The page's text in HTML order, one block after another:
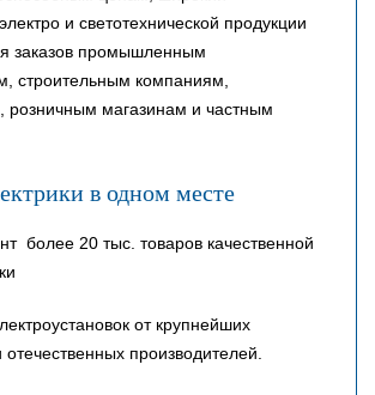
и светотехнической продукции
заказов промышленным
строительным компаниям,
розничным магазинам и частным
в одном месте
более 20 тыс. товаров качественной
от крупнейших
производителей.